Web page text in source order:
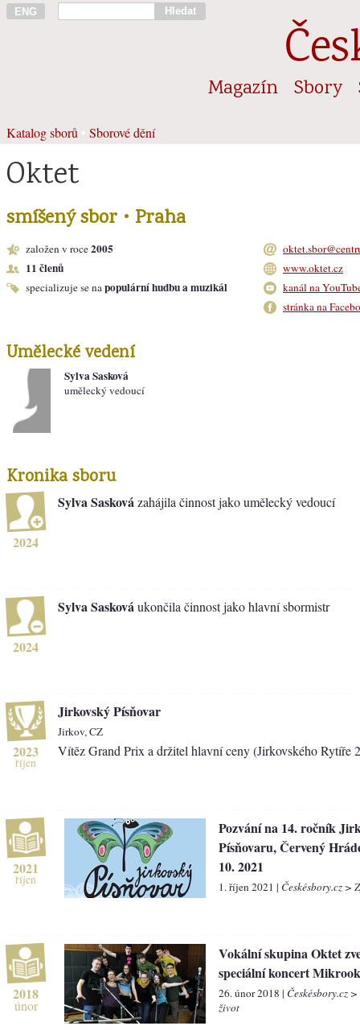
ENG Hledat
Magazín Sbory
Katalog sborů Sborové dění
Oktet
smíšený sbor • Praha
založen v roce2005
11 členů
specializuje se na populární hudbu a muzikál
www.oktet.cz
kanál na
stránka na
Umělecké vedení
Sylva Sasková
umělecký vedoucí
Kronika sboru
2024
Sylva Sasková zahájila činnost jako umělecký vedoucí
2024
Sylva Sasková ukončila činnost jako hlavní sbormistr
2023
říjen
Jirkovský Písňovar
Jirkov, CZ
Vítěz Grand Prix a držitel hlavní ceny (Jirkovského Rytíře
2021
říjen
Pozvání na 14. ročník
Písňovaru, Červený
10. 2021
1. říjen 2021 | Českésbory.cz >
2018
únor
Vokální skupina Oktet
speciální koncert
26. únor 2018 | Českésbory.cz
život